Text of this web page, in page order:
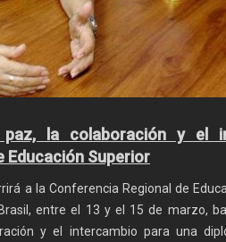
la colaboración y el
Educación Superior
a la Conferencia Regional de
entre el 13 y el 15 de marzo,
y el intercambio para una